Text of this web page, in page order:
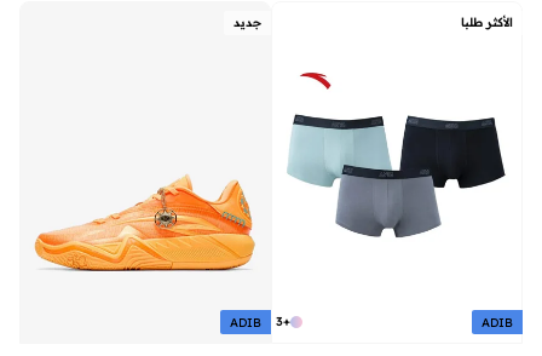
توصيل مجاني
الأكثر طلبا
+
3 ADIB
جديد
ADIB